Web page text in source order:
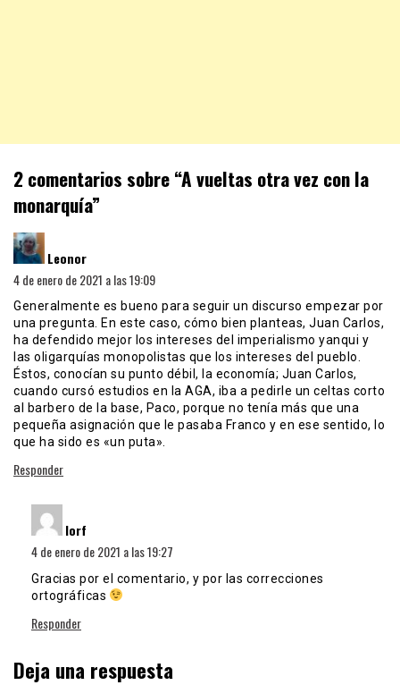
2 comentarios sobre “A vueltas otra vez con la
monarquía”
Leonor
4 de enero de 2021 a las 19:09
Generalmente es bueno para seguir un discurso empezar por
una pregunta. En este caso, cómo bien planteas, Juan Carlos,
ha defendido mejor los intereses del imperialismo yanqui y
las oligarquías monopolistas que los intereses del pueblo.
Éstos, conocían su punto débil, la economía; Juan Carlos,
cuando cursó estudios en la AGA, iba a pedirle un celtas corto
al barbero de la base, Paco, porque no tenía más que una
pequeña asignación que le pasaba Franco y en ese sentido, lo
que ha sido es «un puta».
Responder
lorf
4 de enero de 2021 a las 19:27
Gracias por el comentario, y por las correcciones
ortográficas
Responder
Deja una respuesta